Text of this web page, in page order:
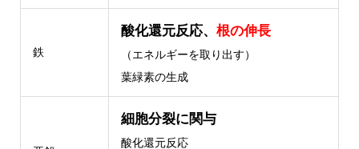
鉄
酸化還元反応、 根の伸長
（エネルギーを取り出す）
葉緑素の生成
細胞分裂に関与
酸化還元反応